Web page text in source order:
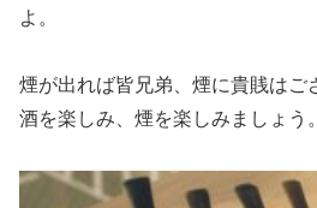
よ。
煙が出れば皆兄弟、煙に貴賎はご
酒を楽しみ、煙を楽しみましょう。